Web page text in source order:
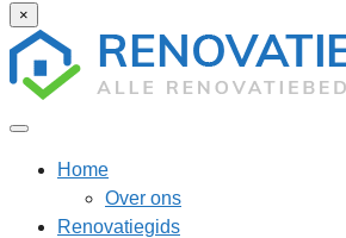
×
Home
Over ons
Renovatiegids